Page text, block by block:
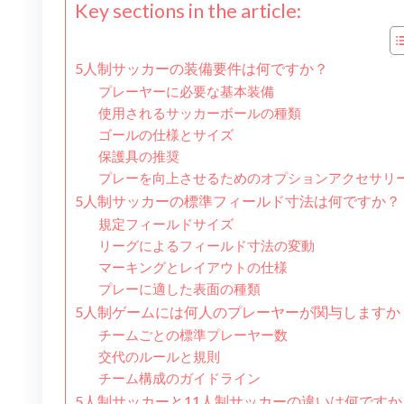
Key sections in the article:
5人制サッカーの装備要件は何ですか？
プレーヤーに必要な基本装備
使用されるサッカーボールの種類
ゴールの仕様とサイズ
保護具の推奨
プレーを向上させるためのオプションアクセサリ
5人制サッカーの標準フィールド寸法は何ですか？
規定フィールドサイズ
リーグによるフィールド寸法の変動
マーキングとレイアウトの仕様
プレーに適した表面の種類
5人制ゲームには何人のプレーヤーが関与しますか
チームごとの標準プレーヤー数
交代のルールと規則
チーム構成のガイドライン